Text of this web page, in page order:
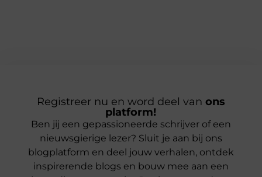
Registreer nu en word deel van ons
platform!
Ben jij een gepassioneerde schrijver of een
nieuwsgierige lezer? Sluit je aan bij ons
blogplatform en deel jouw verhalen, ontdek
inspirerende blogs en bouw mee aan een